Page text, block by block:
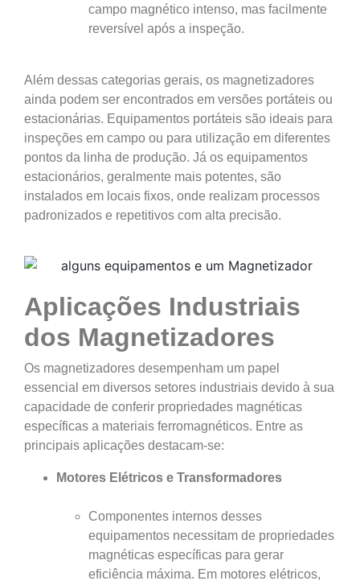
campo magnético intenso, mas facilmente
reversível após a inspeção.
Além dessas categorias gerais, os magnetizadores
ainda podem ser encontrados em versões portáteis ou
estacionárias. Equipamentos portáteis são ideais para
inspeções em campo ou para utilização em diferentes
pontos da linha de produção. Já os equipamentos
estacionários, geralmente mais potentes, são
instalados em locais fixos, onde realizam processos
padronizados e repetitivos com alta precisão.
Aplicações Industriais
dos Magnetizadores
Os magnetizadores desempenham um papel
essencial em diversos setores industriais devido à sua
capacidade de conferir propriedades magnéticas
específicas a materiais ferromagnéticos. Entre as
principais aplicações destacam-se:
Motores Elétricos e Transformadores
Componentes internos desses
equipamentos necessitam de propriedades
magnéticas específicas para gerar
eficiência máxima. Em motores elétricos,